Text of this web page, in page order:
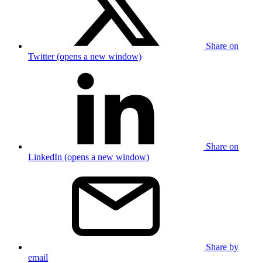
Share on
Twitter (opens a new window)
Share on
LinkedIn (opens a new window)
Share by
email